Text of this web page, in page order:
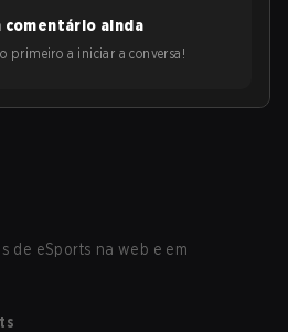
comentário ainda
primeiro a iniciar a conversa!
de eSports na web e em